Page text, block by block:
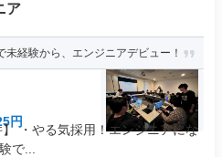
ア
未経験から、エンジニアデビュー！
円
・やる気採用！エンジニアにな
で...